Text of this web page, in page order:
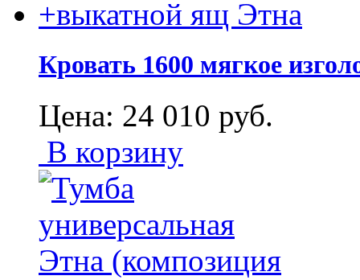
Кровать 1600 мягкое
Цена: 24 010 руб.
В корзину